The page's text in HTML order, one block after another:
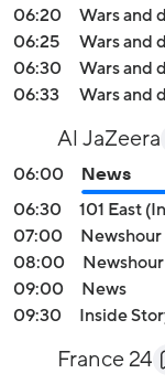
06:20
Wars and
06:25
Wars and
06:30
Wars and
06:33
Wars and
Al JaZeera
06:00
News
06:30
101 East
07:00
Newshour
08:00
Newshour
09:00
News
09:30
Inside
France 24